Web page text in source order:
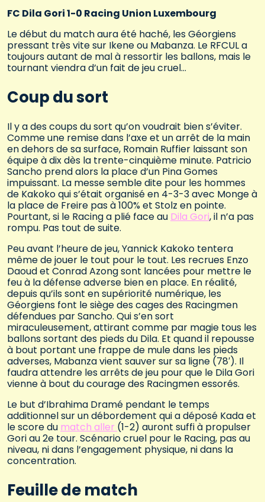
FC Dila Gori 1-0 Racing Union Luxembourg
Le début du match aura été haché, les Géorgiens
pressant très vite sur Ikene ou Mabanza. Le RFCUL a
toujours autant de mal à ressortir les ballons, mais le
tournant viendra d’un fait de jeu cruel…
Coup du sort
Il y a des coups du sort qu’on voudrait bien s’éviter.
Comme une remise dans l’axe et un arrêt de la main
en dehors de sa surface, Romain Ruffier laissant son
équipe à dix dès la trente-cinquième minute. Patricio
Sancho prend alors la place d’un Pina Gomes
impuissant. La messe semble dite pour les hommes
de Kakoko qui s’était organisé en 4-3-3 avec Monge à
la place de Freire pas à 100% et Stolz en pointe.
Pourtant, si le Racing a plié face au Dila Gori, il n’a pas
rompu. Pas tout de suite.
Peu avant l’heure de jeu, Yannick Kakoko tentera
même de jouer le tout pour le tout. Les recrues Enzo
Daoud et Conrad Azong sont lancées pour mettre le
feu à la défense adverse bien en place. En réalité,
depuis qu’ils sont en supériorité numérique, les
Géorgiens font le siège des cages des Racingmen
défendues par Sancho. Qui s’en sort
miraculeusement, attirant comme par magie tous les
ballons sortant des pieds du Dila. Et quand il repousse
à bout portant une frappe de mule dans les pieds
adverses, Mabanza vient sauver sur sa ligne (78′). Il
faudra attendre les arrêts de jeu pour que le Dila Gori
vienne à bout du courage des Racingmen essorés.
Le but d’Ibrahima Dramé pendant le temps
additionnel sur un débordement qui a déposé Kada et
le score du match aller (1-2) auront suffi à propulser
Gori au 2e tour. Scénario cruel pour le Racing, pas au
niveau, ni dans l’engagement physique, ni dans la
concentration.
Feuille de match